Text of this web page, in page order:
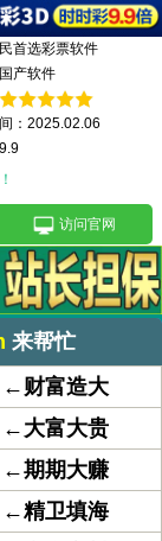
首选彩票软件
产软件
：2025.02.06
访问官网
来帮忙
财富造大
大富大贵
←期期大赚
←精卫填海